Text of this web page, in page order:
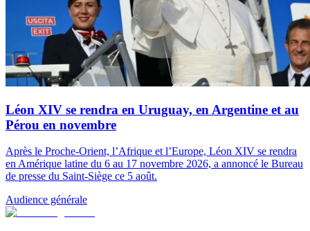
Léon XIV se rendra en Uruguay, en Argentine et au
Pérou en novembre
Après le Proche-Orient, l’Afrique et l’Europe, Léon XIV se rendra
en Amérique latine du 6 au 17 novembre 2026, a annoncé le Bureau
de presse du Saint-Siège ce 5 août.
Audience générale